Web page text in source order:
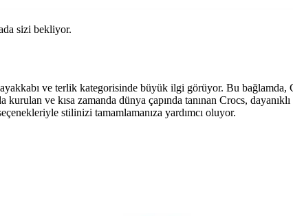
sizi bekliyor.
ve terlik kategorisinde büyük ilgi görüyor. Bu bağlamda,
ve kısa zamanda dünya çapında tanınan Crocs,
stilinizi tamamlamanıza yardımcı oluyor.